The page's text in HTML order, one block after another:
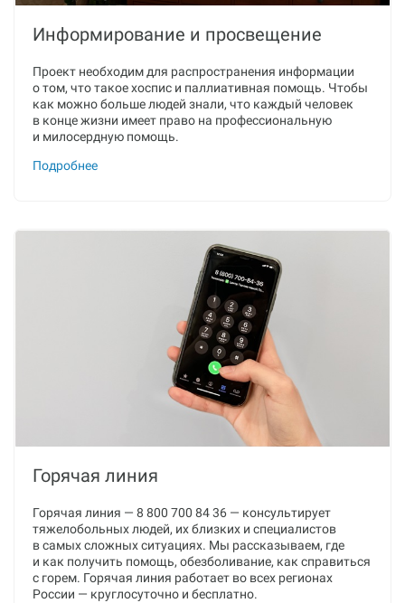
Информирование и просвещение
Проект необходим для распространения информации
о том, что такое хоспис и паллиативная помощь. Чтобы
как можно больше людей знали, что каждый человек
в конце жизни имеет право на профессиональную
и милосердную помощь.
Подробнее
Горячая линия
Горячая линия — 8 800 700 84 36 — консультирует
тяжелобольных людей, их близких и специалистов
в самых сложных ситуациях. Мы рассказываем, где
и как получить помощь, обезболивание, как справиться
с горем. Горячая линия работает во всех регионах
России — круглосуточно и бесплатно.